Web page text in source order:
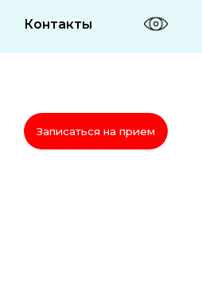
Контакты
Записаться на прием